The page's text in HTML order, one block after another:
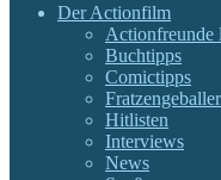
Der Actionfilm
Actionfreunde
Buchtipps
Comictipps
Hitlisten
Interviews
News